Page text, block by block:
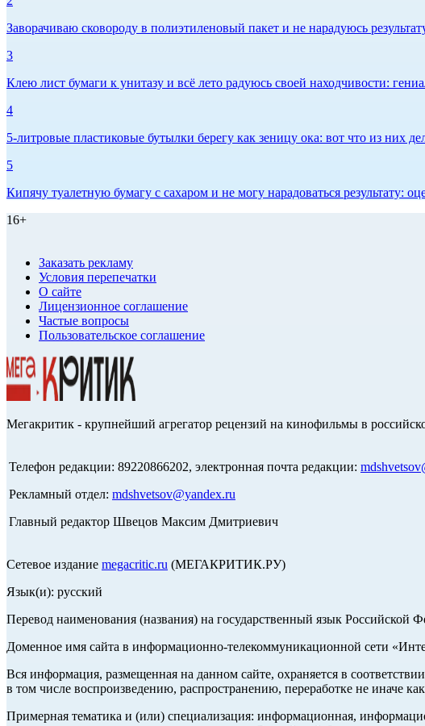
Заворачиваю сковороду в полиэтиленовый пакет и не нарадуюсь
3
Клею лист бумаги к унитазу и всё лето радуюсь своей находчивости:
4
5-литровые пластиковые бутылки берегу как зеницу ока: вот что из них
5
Кипячу туалетную бумагу с сахаром и не могу нарадоваться результату:
16+
Заказать рекламу
Условия перепечатки
О сайте
Лицензионное соглашение
Частые вопросы
Пользовательское соглашение
Мегакритик - крупнейший агрегатор рецензий на кинофильмы в
Телефон редакции: 89220866202, электронная почта редакции:
Рекламный отдел: mdshvetsov@yandex.ru
Главный редактор Швецов Максим Дмитриевич
Сетевое издание megacritic.ru (МЕГАКРИТИК.РУ)
Язык(и): русский
Перевод наименования (названия) на государственный язык Российской
Доменное имя сайта в информационно-телекоммуникационной сети
Вся информация, размещенная на данном сайте, охраняется в
в том числе воспроизведению, распространению, переработке не иначе
Примерная тематика и (или) специализация: информационная,